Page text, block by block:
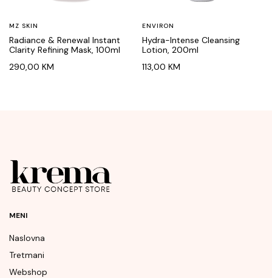
MZ SKIN
Radiance & Renewal Instant
Clarity Refining Mask, 100ml
290,00 KM
ENVIRON
Hydra-Intense Cleansing
Lotion, 200ml
113,00 KM
MENI
Naslovna
Tretmani
Webshop